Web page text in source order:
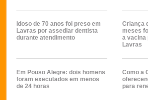
Idoso de 70 anos foi preso em
Lavras por assediar dentista
durante atendimento
Criança
meses
a vacina
Lavras
Em Pouso Alegre: dois homens
foram executados em menos
de 24 horas
Como a
para